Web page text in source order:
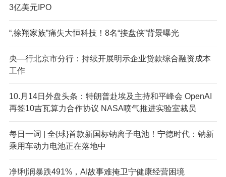
3亿美元IPO
“,徐翔家族”痛失大恒科技！8名“接盘侠”背景曝光
央—行北京市分行：持续开展明示企业贷款综合融资成本
工作
10.月14日外盘头条：特朗普赴埃及主持和平峰会 OpenAI
再签10吉瓦算力合作协议 NASA喷气推进实验室裁员
每日一词 | 全{球}首款新国标钠离子电池！宁德时代：钠新
乘用车动力电池正在落地中
净!利润暴跌491%，AI故事难掩卫宁健康经营困境